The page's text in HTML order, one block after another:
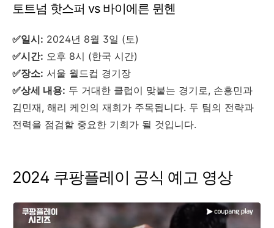
토트넘 핫스퍼 vs 바이에른 뮌헨
✅일시: 2024년 8월 3일 (토)
✅시간: 오후 8시 (한국 시간)
✅장소: 서울 월드컵 경기장
✅상세 내용: 두 거대한 클럽이 맞붙는 경기로, 손흥민과
김민재, 해리 케인의 재회가 주목됩니다. 두 팀의 전략과
전력을 점검할 중요한 기회가 될 것입니다.
2024 쿠팡플레이 공식 예고 영상